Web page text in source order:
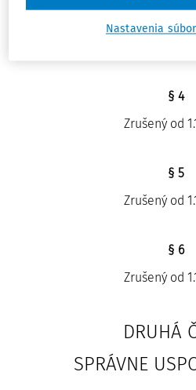
§ 4
Zrušený od
§ 5
Zrušený od
§ 6
Zrušený od
DRUHÁ
SPRÁVNE
Nastavenia